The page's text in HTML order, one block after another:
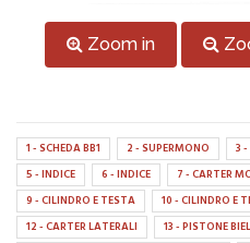
Zoom in
1 - SCHEDA BB1 2 - SUPERMONO 3
5 - INDICE
6 - INDICE 7 - CARTER
9 - CILINDRO E TESTA
10 - CILINDRO E
12 - CARTER LATERALI
13 - PISTONE